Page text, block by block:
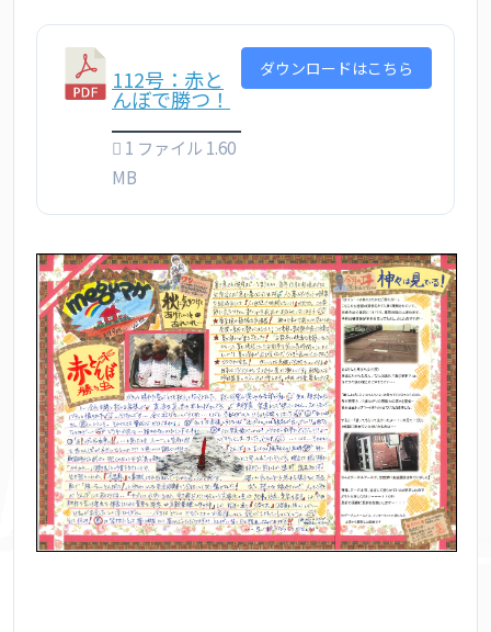
112号：赤と
んぼで勝つ！
1 ファイル 1.60
MB
ダウンロードはこちら